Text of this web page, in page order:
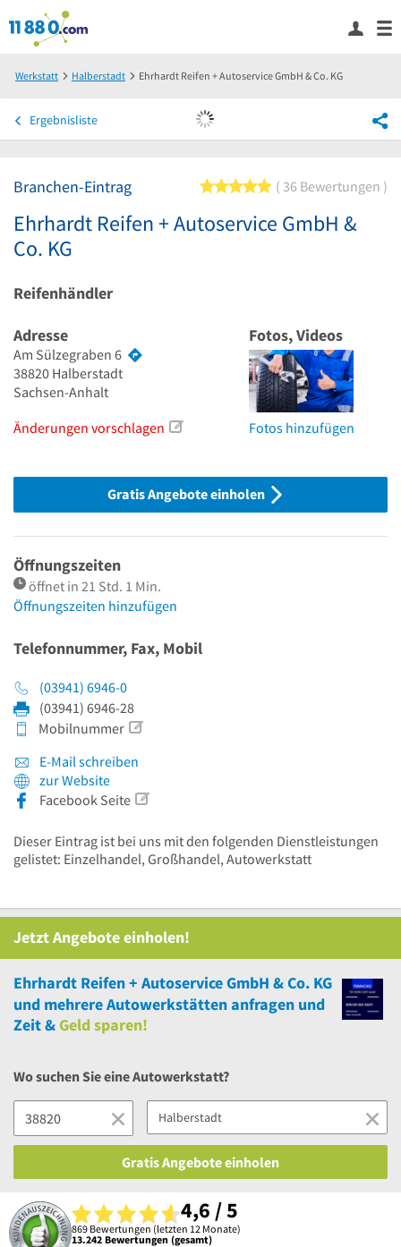
Werkstatt Halberstadt Ehrhardt Reifen + Autoservice GmbH & Co. KG
Ergebnisliste
Branchen-Eintrag 5 von 5 Sternen
36 Bewertungen
Ehrhardt Reifen + Autoservice GmbH &
Co. KG
Reifenhändler
Adresse
Am Sülzegraben 6
38820 Halberstadt
Sachsen-Anhalt
Änderungen vorschlagen
Fotos, Videos
Fotos hinzufügen
Gratis Angebote einholen
Öffnungszeiten
öffnet in 21 Std. 1 Min.
Öffnungszeiten hinzufügen
Telefonnummer, Fax, Mobil
(03941) 6946-0
(03941) 6946-28
Mobilnummer
E-Mail schreiben
zur Website
Facebook Seite
Dieser Eintrag ist bei uns mit den folgenden Dienstleistungen
gelistet: Einzelhandel, Großhandel, Autowerkstatt
Jetzt Angebote einholen!
Ehrhardt Reifen + Autoservice GmbH & Co. KG
und mehrereAutowerkstätten anfragen und
Zeit &Geld sparen!
Wo suchen Sie eine Autowerkstatt?
Gratis Angebote einholen
4,6 / 5
869 Bewertungen (letzten 12 Monate)
13.242 Bewertungen (gesamt)